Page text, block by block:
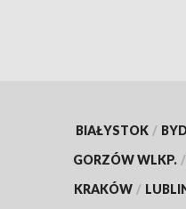
BIAŁYSTOK /
GORZÓW WLKP. /
KRAKÓW /